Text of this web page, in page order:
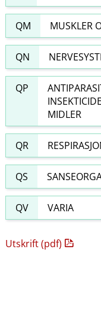
QM MUSKLER
QN
QP
MIDLER
QR
QS
QV VARIA
Utskrift (pdf)